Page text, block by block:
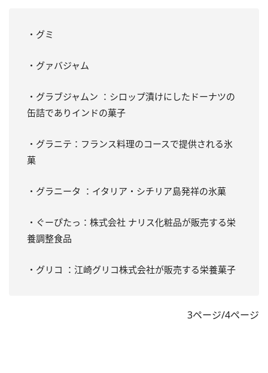
・グミ
・グァバジャム
・グラブジャムン ：シロップ漬けにしたドーナツの
缶詰でありインドの菓子
・グラニテ：フランス料理のコースで提供される氷
菓
・グラニータ ：イタリア・シチリア島発祥の氷菓
・ぐーぴたっ：株式会社 ナリス化粧品が販売する栄
養調整食品
・グリコ ：江崎グリコ株式会社が販売する栄養菓子
3ページ/4ページ